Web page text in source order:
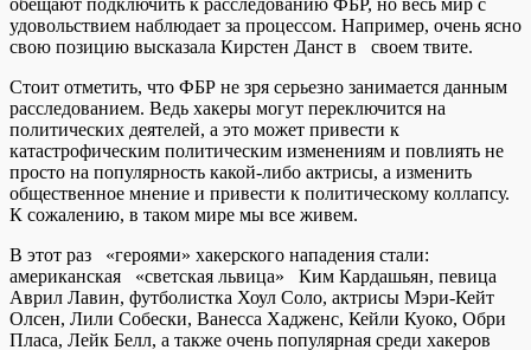
удовольствием наблюдает за процессом. Например, очень ясно
свою позицию высказала Кирстен Данст в своем твите.
Стоит отметить, что ФБР не зря серьезно занимается данным
расследованием. Ведь хакеры могут переключится на
политических деятелей, а это может привести к
катастрофическим политическим изменениям и повлиять не
просто на популярность какой-либо актрисы, а изменить
общественное мнение и привести к политическому коллапсу.
К сожалению, в таком мире мы все живем.
В этот раз «героями» хакерского нападения стали:
американская «светская львица» Ким Кардашьян, певица
Аврил Лавин, футболистка Хоул Соло, актрисы Мэри-Кейт
Олсен, Лили Собески, Ванесса Хадженс, Кейли Куоко, Обри
Пласа, Лейк Белл, а также очень популярная среди хакеров